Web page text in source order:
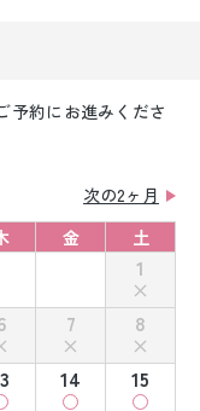
予約にお進みくださ
次の2ヶ月
金 土
1
7
8
14
15